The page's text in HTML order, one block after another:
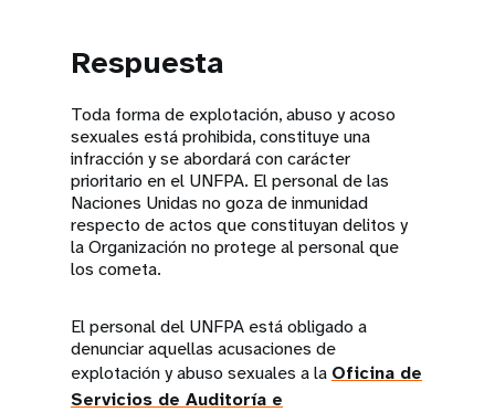
Respuesta
Toda forma de explotación, abuso y acoso
sexuales está prohibida, constituye una
infracción y se abordará con carácter
prioritario en el UNFPA. El personal de las
Naciones Unidas no goza de inmunidad
respecto de actos que constituyan delitos y
la Organización no protege al personal que
los cometa.
El personal del UNFPA está obligado a
denunciar aquellas acusaciones de
explotación y abuso sexuales a la Oficina de
Servicios de Auditoría e